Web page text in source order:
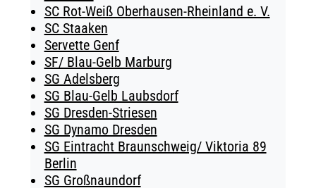
SC Rot-Weiß Oberhausen-Rheinland e. V.
SC Staaken
Servette Genf
SF/ Blau-Gelb Marburg
SG Adelsberg
SG Blau-Gelb Laubsdorf
SG Dresden-Striesen
SG Dynamo Dresden
SG Eintracht Braunschweig/ Viktoria 89
Berlin
SG Großnaundorf